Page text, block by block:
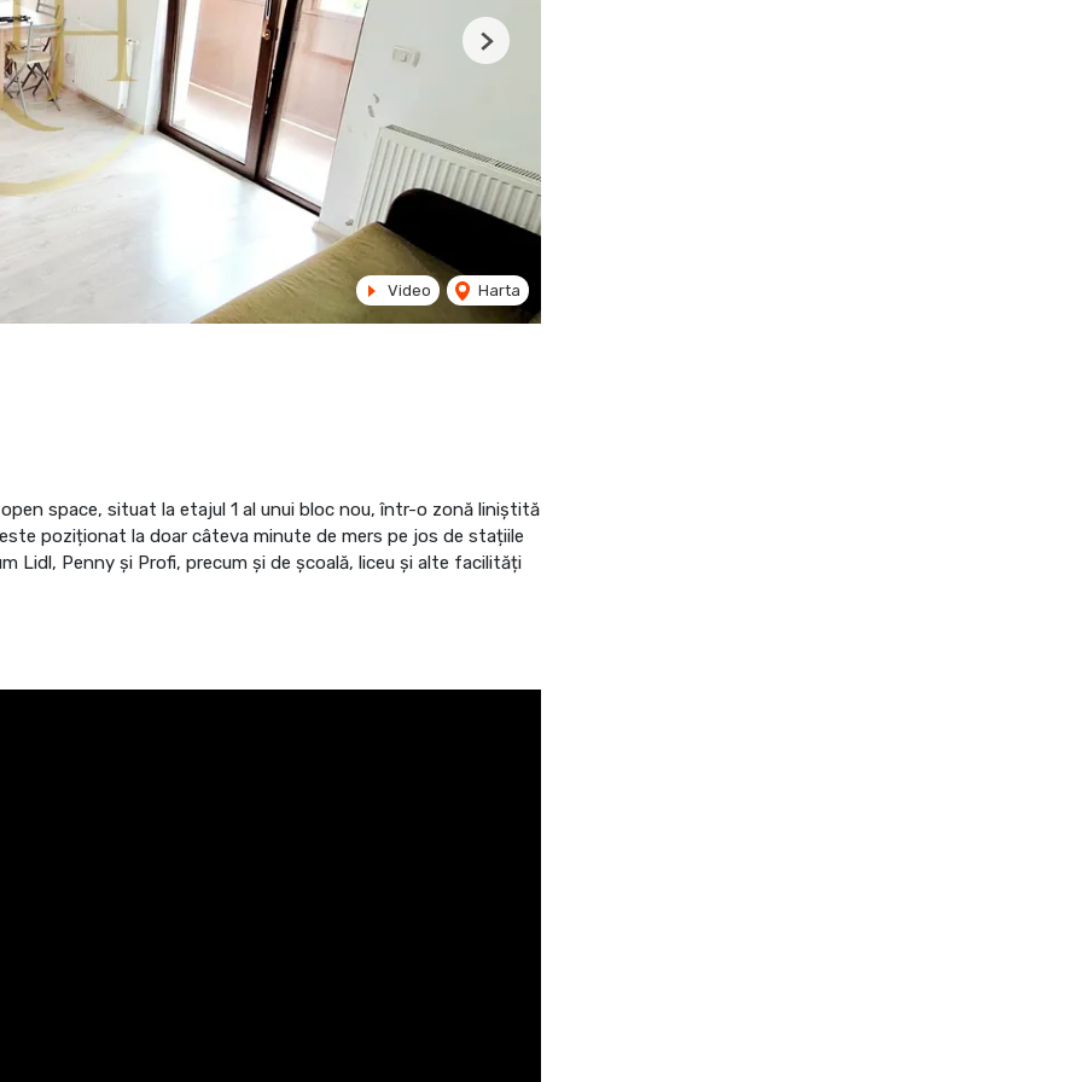
Video Harta
Next
space, situat la etajul 1 al unui bloc nou, într-o zonă liniștită
poziționat la doar câteva minute de mers pe jos de stațiile
Lidl, Penny și Profi, precum și de școală, liceu și alte facilități
plăcut și funcțional. Compartimentarea este practică și
cu bucătărie complet echipată, dormitor matrimonial
fi utilizat atât ca spațiu de relaxare, cât și ca birou sau zonă